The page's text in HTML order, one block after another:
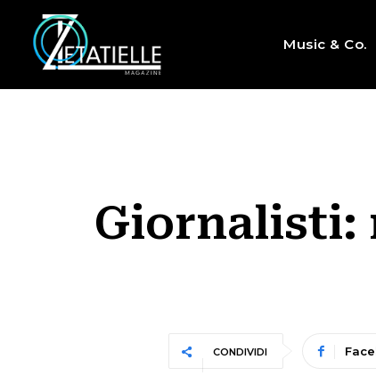
Music & Co.
Giornalisti:
CONDIVIDI